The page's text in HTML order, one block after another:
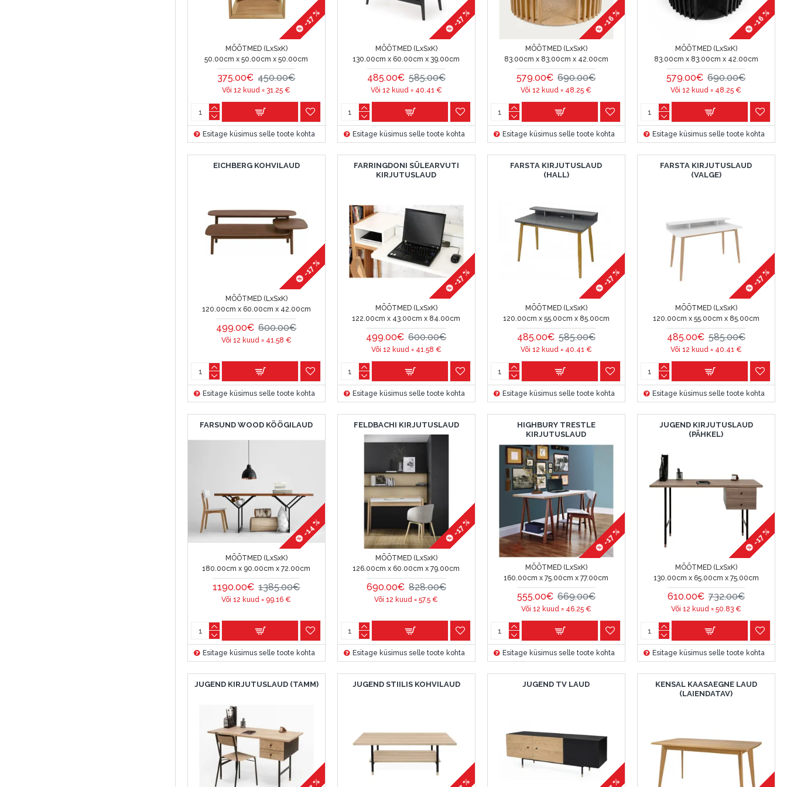
-17 %
MÕÕTMED (LxSxK)
50.00cm x 50.00cm x 50.00cm
375.00€ 450.00€
Või 12 kuud =31.25 €
Esitage küsimus selle toote kohta
-17 %
MÕÕTMED (LxSxK)
130.00cm x 60.00cm x 39.00cm
485.00€ 585.00€
Või 12 kuud = 40.41 €
Esitage küsimus selle toote kohta
-16 %
MÕÕTMED (LxSxK)
83.00cm x 83.00cm x 42.00cm
579.00€ 690.00€
Või 12 kuud = 48.25 €
Esitage küsimus selle toote kohta
-16 %
MÕÕTMED (LxSxK)
83.00cm x 83.00cm x 42.00cm
579.00€ 690.00€
Või 12 kuud = 48.25 €
Esitage küsimus selle toote kohta
EICHBERG KOHVILAUD
-17 %
MÕÕTMED (LxSxK)
120.00cm x 60.00cm x 42.00cm
499.00€ 600.00€
Või 12 kuud = 41.58 €
Esitage küsimus selle toote kohta
FARRINGDONI SÜLEARVUTI
KIRJUTUSLAUD
-17 %
MÕÕTMED (LxSxK)
122.00cm x 43.00cm x 84.00cm
499.00€ 600.00€
Või 12 kuud = 41.58 €
Esitage küsimus selle toote kohta
FARSTA KIRJUTUSLAUD
(HALL)
-17 %
MÕÕTMED (LxSxK)
120.00cm x 55.00cm x 85.00cm
485.00€ 585.00€
Või 12 kuud = 40.41 €
Esitage küsimus selle toote kohta
FARSTA KIRJUTUSLAUD
(VALGE)
-17 %
MÕÕTMED (LxSxK)
120.00cm x 55.00cm x 85.00cm
485.00€ 585.00€
Või 12 kuud = 40.41 €
Esitage küsimus selle toote kohta
FARSUND WOOD KÖÖGILAUD
-14 %
MÕÕTMED (LxSxK)
180.00cm x 90.00cm x 72.00cm
1190.00€ 1385.00€
Või 12 kuud = 99.16 €
Esitage küsimus selle toote kohta
FELDBACHI KIRJUTUSLAUD
-17 %
MÕÕTMED (LxSxK)
126.00cm x 60.00cm x 79.00cm
690.00€ 828.00€
Või 12 kuud =57.5 €
Esitage küsimus selle toote kohta
HIGHBURY TRESTLE
KIRJUTUSLAUD
-17 %
MÕÕTMED (LxSxK)
160.00cm x 75.00cm x 77.00cm
555.00€ 669.00€
Või 12 kuud = 46.25€
Esitage küsimus selle toote kohta
JUGEND KIRJUTUSLAUD
(PÄHKEL)
-17 %
MÕÕTMED (LxSxK)
130.00cm x 65.00cm x 75.00cm
610.00€ 732.00€
Või 12 kuud = 50.83€
Esitage küsimus selle toote kohta
JUGEND KIRJUTUSLAUD (TAMM) JUGEND STIILIS KOHVILAUD JUGEND TV LAUD
KENSAL KAASAEGNE LAUD
(LAIENDATAV)